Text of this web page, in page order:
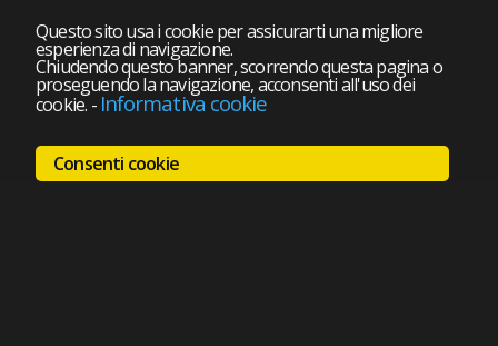
Questo sito usa i cookie per assicurarti una migliore
esperienza di navigazione.
Chiudendo questo banner, scorrendo questa pagina o
proseguendo la navigazione, acconsenti all'uso dei
cookie. - Informativa cookie
Consenti cookie